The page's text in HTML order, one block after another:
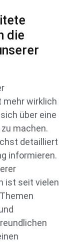
die
wirklich
über eine
machen.
detailliert
informieren.
ist seit vielen